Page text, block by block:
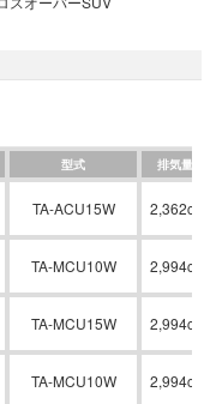
型式 排気量
TA-ACU15W 2,362cc
TA-MCU10W 2,994cc
TA-MCU15W 2,994cc
TA-MCU10W 2,994cc